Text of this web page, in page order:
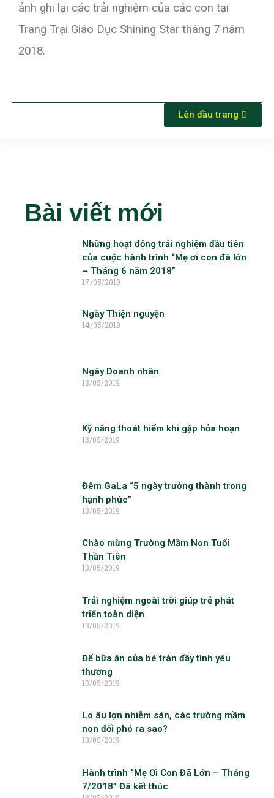
ảnh ghi lại các trải nghiệm của các con tại
Trang Trại Giáo Dục Shining Star tháng 7 năm
2018.
Lên đầu trang
Bài viết mới
Những hoạt động trải nghiệm đầu tiên
của cuộc hành trình “Mẹ ơi con đã lớn
– Tháng 6 năm 2018”
17/05/2019
Ngày Thiện nguyện
14/05/2019
Ngày Doanh nhân
13/05/2019
Kỹ năng thoát hiểm khi gặp hỏa hoạn
13/05/2019
Đêm GaLa “5 ngày trưởng thành trong
hạnh phúc”
13/05/2019
Chào mừng Trường Mầm Non Tuổi
Thần Tiên
13/05/2019
Trải nghiệm ngoài trời giúp trẻ phát
triển toàn diện
13/05/2019
Để bữa ăn của bé tràn đầy tình yêu
thương
13/05/2019
Lo âu lợn nhiễm sán, các trường mầm
non đối phó ra sao?
13/05/2019
Hành trình “Mẹ Ơi Con Đã Lớn – Tháng
7/2018” Đã kết thúc